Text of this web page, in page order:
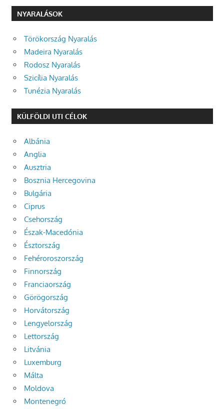
NYARALÁSOK
Törökország Nyaralás
Madeira Nyaralás
Rodosz Nyaralás
Szicília Nyaralás
Tunézia Nyaralás
KÜLFÖLDI UTI CÉLOK
Albánia
Anglia
Ausztria
Bosznia Hercegovina
Bulgária
Ciprus
Csehország
Észak-Macedónia
Észtország
Fehéroroszország
Finnország
Franciaország
Görögország
Horvátország
Lengyelország
Lettország
Litvánia
Luxemburg
Málta
Moldova
Montenegró